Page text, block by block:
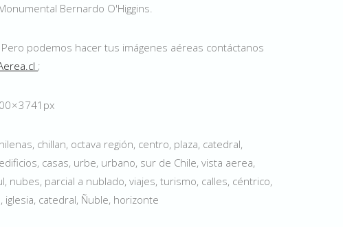
Bernardo O'Higgins.
. Pero podemos hacer tus imágenes aéreas contáctanos
;
× 3741px
chillan, octava región, centro, plaza, catedral,
casas, urbe, urbano, sur de Chile, vista aerea,
nubes, parcial a nublado, viajes, turismo, calles, céntrico,
iglesia, catedral, Ñuble, horizonte